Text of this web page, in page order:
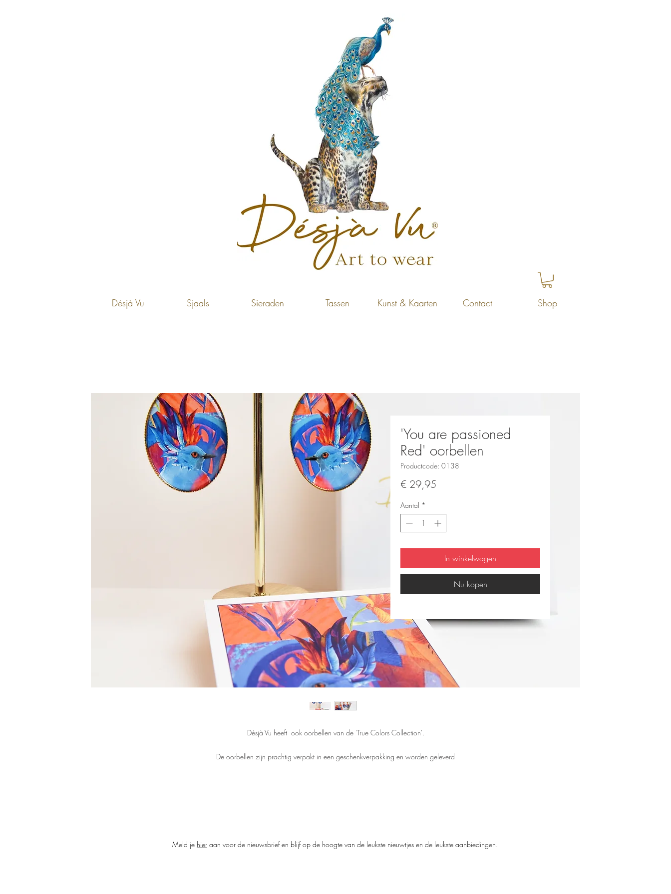
Désjà Vu Sjaals Sieraden Tassen Kunst & Kaarten Contact Shop
'You are passioned
Red' oorbellen
Productcode: 0138
€ 29,95
Aantal *
In winkelwagen
Nu kopen
Désjà Vu heeft ook oorbellen van de 'True Colors Collection'.
De oorbellen zijn prachtig verpakt in een geschenkverpakking en worden geleverd
‘You are passioned Red’
You have a big quaff,
Meld je hier aan voor de nieuwsbrief en blijf op de hoogte van de leukste nieuwtjes en de leukste aanbiedingen.